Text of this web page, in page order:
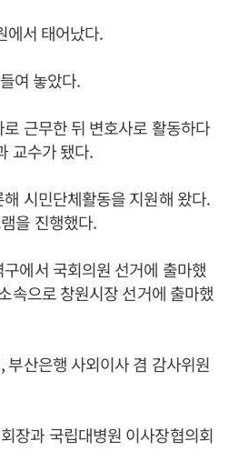
에서 태어났다.
여 놓았다.
근무한 뒤 변호사로 활동하다
교수가 됐다.
시민단체활동을 지원해 왔다.
을 진행했다.
에서 국회의원 선거에 출마했
속으로 창원시장 선거에 출마했
부산은행 사외이사 겸 감사위원
장과 국립대병원 이사장협의회